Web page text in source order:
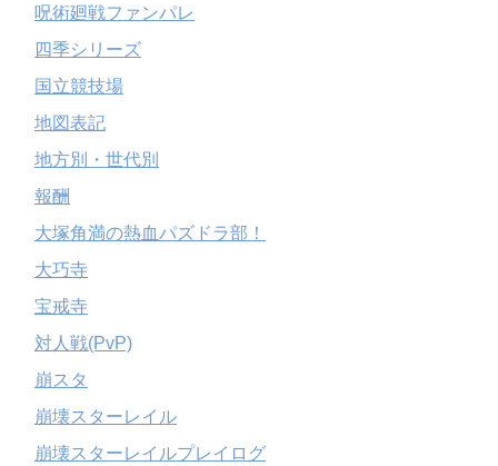
呪術廻戦ファンパレ
四季シリーズ
国立競技場
地図表記
地方別・世代別
報酬
大塚角満の熱血パズドラ部！
大巧寺
宝戒寺
対人戦(PvP)
崩スタ
崩壊スターレイル
崩壊スターレイルプレイログ